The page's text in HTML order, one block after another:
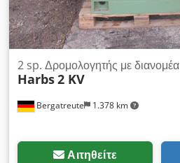
Bergatreute 1.378 km
2 sp. Δρομολογητής με διανομέα
Harbs2 KV
Αιτηθείτε